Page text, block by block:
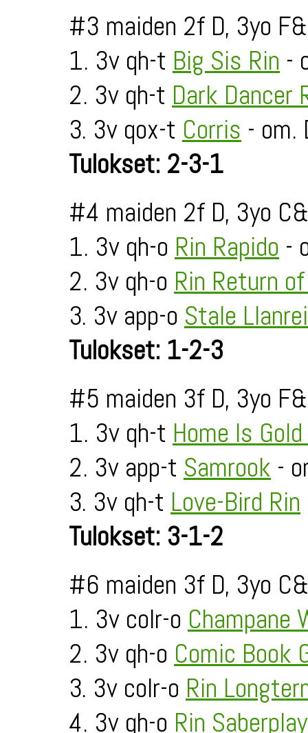
#3 maiden 2f D, 3yo
1. 3v qh-t Big Sis Rin -
2. 3v qh-t Dark Dancer
3. 3v qox-t Corris - om.
Tulokset: 2-3-1
#4 maiden 2f D, 3yo
1. 3v qh-o Rin Rapido -
2. 3v qh-o Rin Return
3. 3v app-o Stale
Tulokset: 1-2-3
#5 maiden 3f D, 3yo
1. 3v qh-t Home Is
2. 3v app-t Samrook -
3. 3v qh-t Love-Bird Rin
Tulokset: 3-1-2
#6 maiden 3f D, 3yo
1. 3v colr-o Champane
2. 3v qh-o Comic Book
3. 3v colr-o Rin
4. 3v qh-o Rin Saberplay